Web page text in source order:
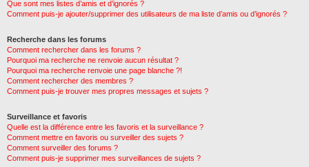
Que sont mes listes d’amis et d’ignorés ?
Comment puis-je ajouter/supprimer des utilisateurs de ma liste d’amis ou d’ignorés ?
Recherche dans les forums
Comment rechercher dans les forums ?
Pourquoi ma recherche ne renvoie aucun résultat ?
Pourquoi ma recherche renvoie une page blanche ?!
Comment rechercher des membres ?
Comment puis-je trouver mes propres messages et sujets ?
Surveillance et favoris
Quelle est la différence entre les favoris et la surveillance ?
Comment mettre en favoris ou surveiller des sujets ?
Comment surveiller des forums ?
Comment puis-je supprimer mes surveillances de sujets ?